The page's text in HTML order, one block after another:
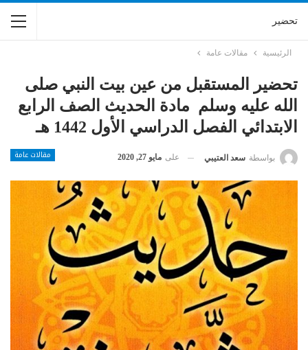
تحضير
الرئيسية مقالات عامة
تحضير المستقبل من عين بيت النبي صلى
الله عليه وسلم مادة الحديث الصف الرابع
الابتدائي الفصل الدراسي الأول 1442 هـ
مقالات عامة بواسطة سعد العتيبي على مايو 27, 2020